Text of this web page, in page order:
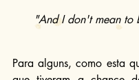
"And I don't mean to
Para alguns, como esta